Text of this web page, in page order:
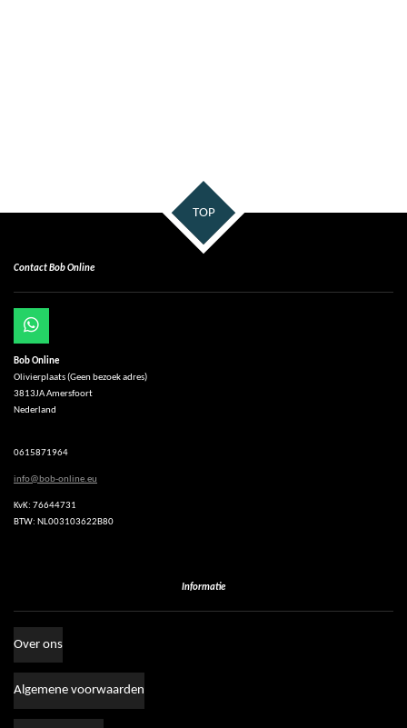
TOP
Contact Bob Online
W
h
a
t
s
A
p
Bob Online
Olivierplaats (Geen bezoek adres)
3813JA Amersfoort
Nederland
0615871964
info@bob-online.eu
KvK: 76644731
BTW: NL003103622B80
Informatie
Over ons
Algemene voorwaarden